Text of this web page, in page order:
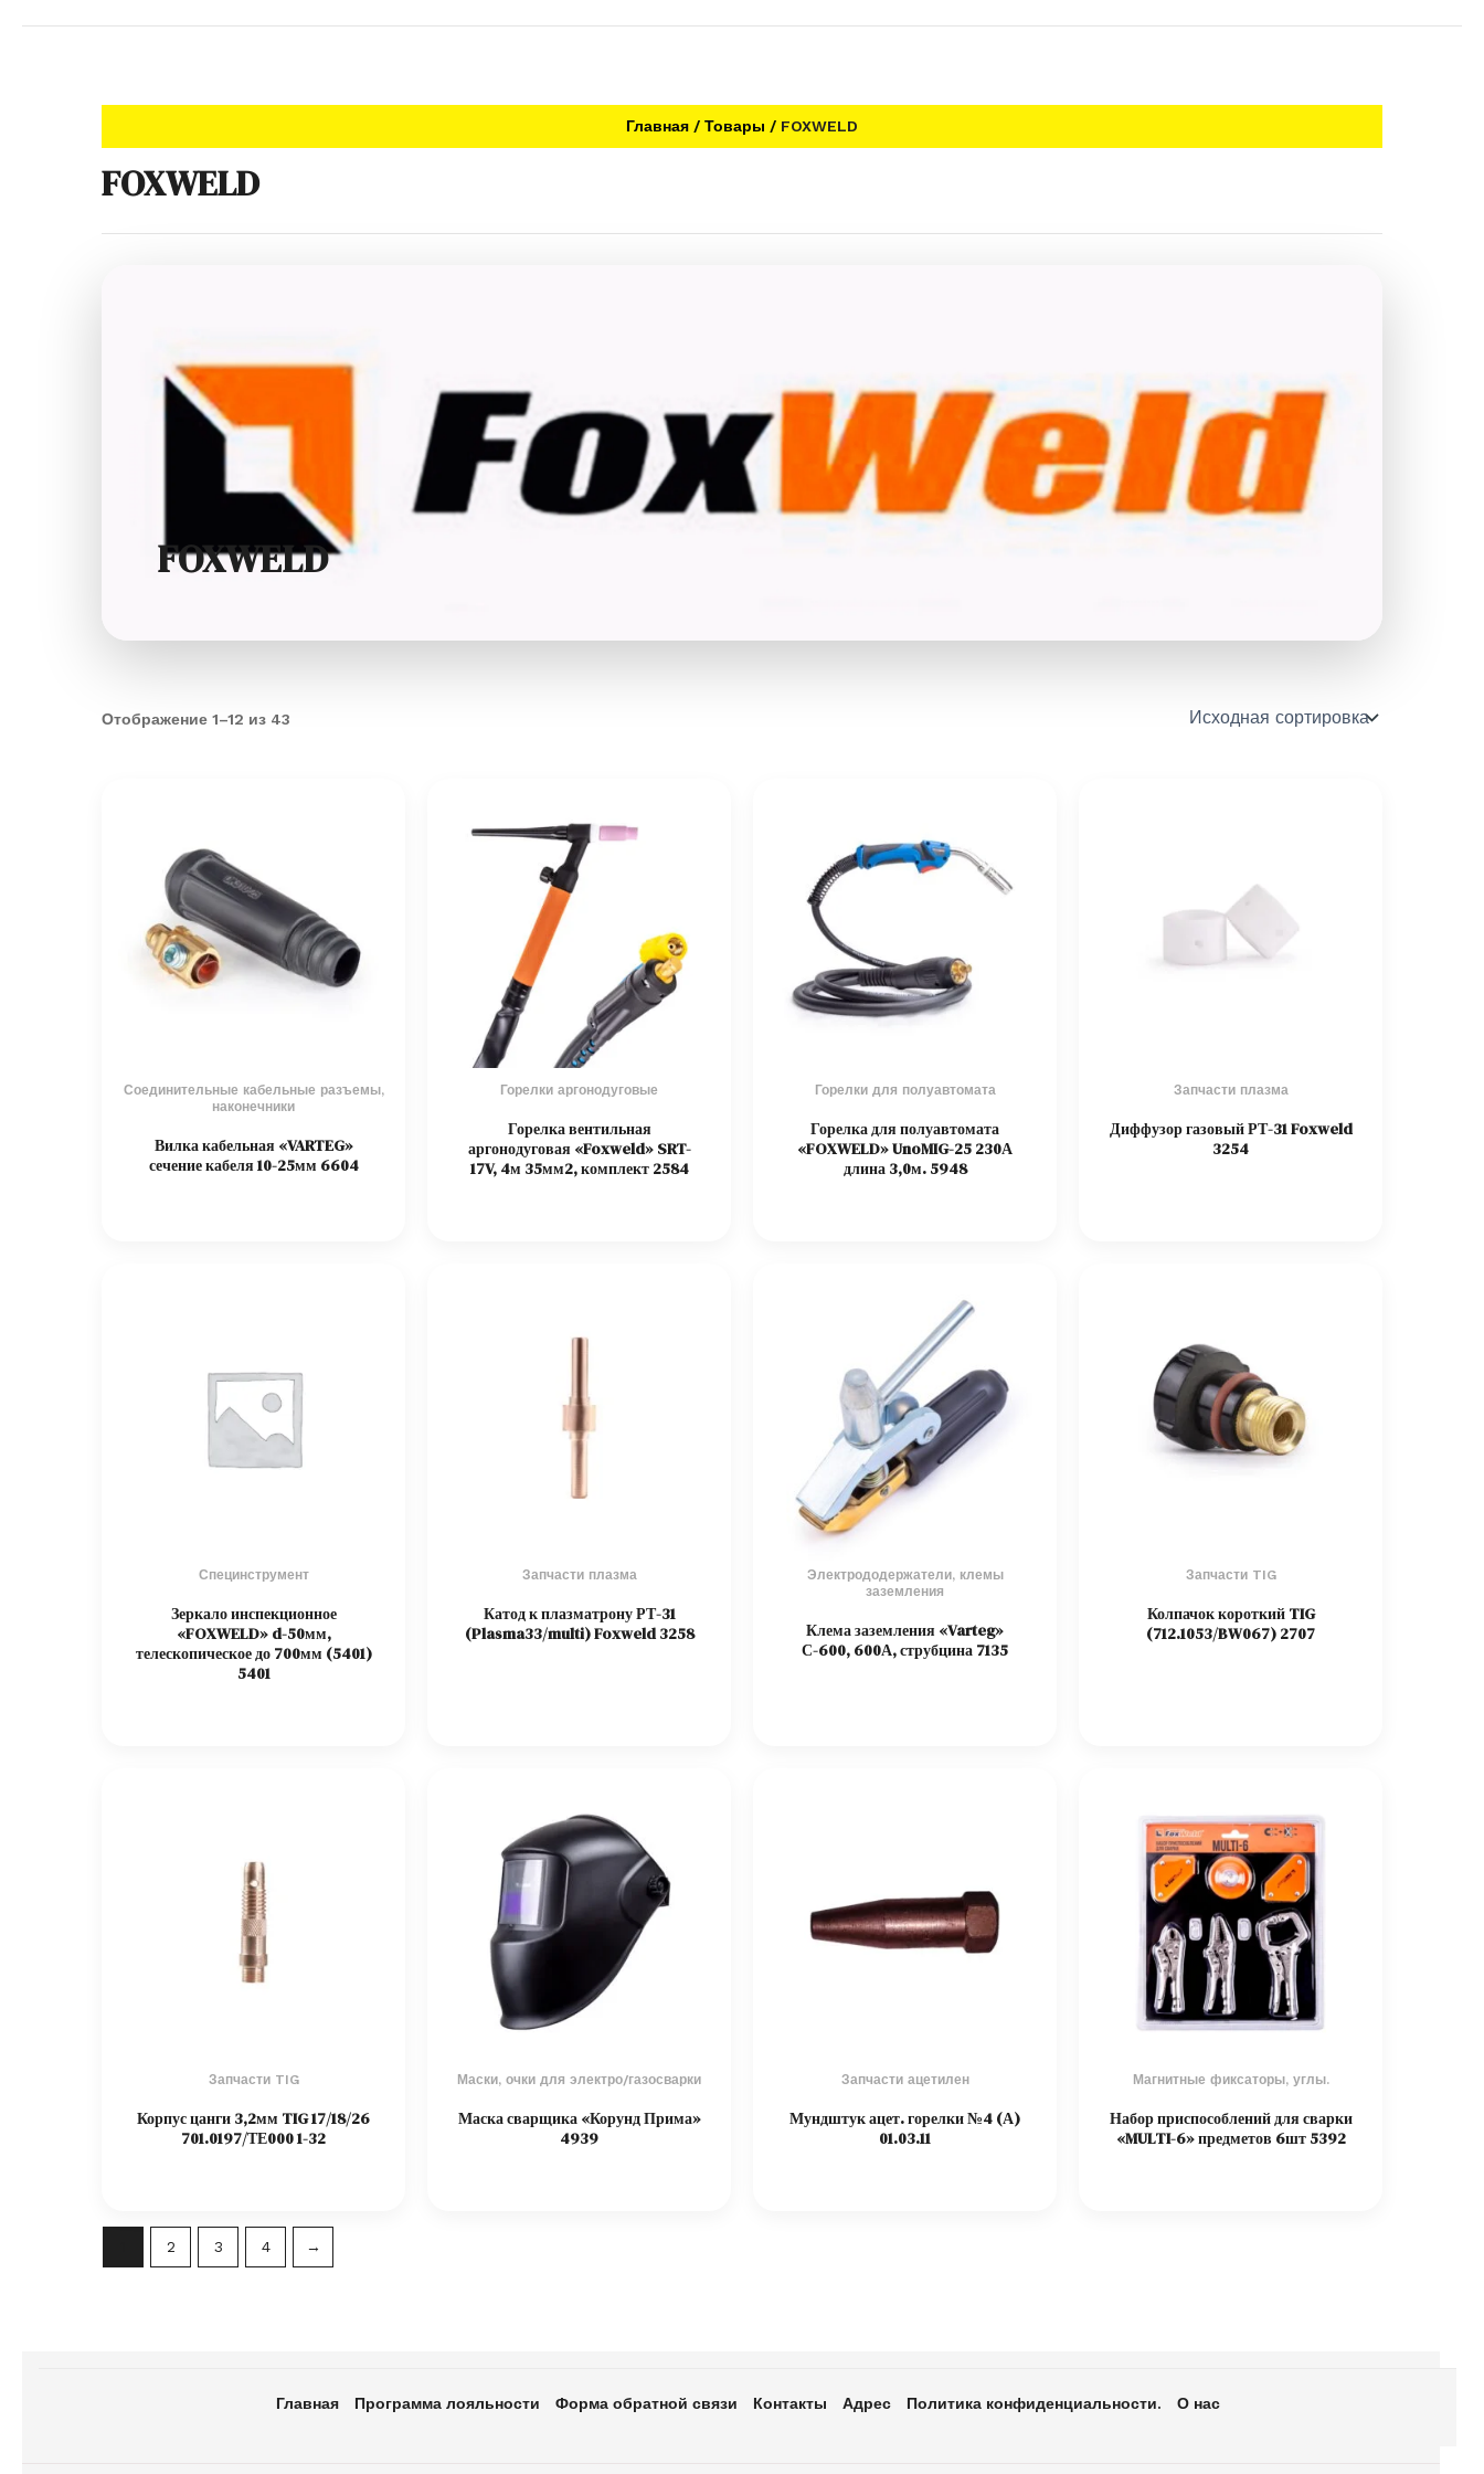
Главная Товары FOXWELD
FOXWELD
FOXWELD
Отображение 1–12 из 43
Соединительные кабельные разъемы,
наконечники
Вилка кабельная «VARTEG»
сечение кабеля 10-25мм 6604
Горелки аргонодуговые
Горелка вентильная
аргонодуговая «Foxweld» SRT-
17V, 4м 35мм2, комплект 2584
Горелки для полуавтомата
Горелка для полуавтомата
«FOXWELD» UnoMIG-25 230А
длина 3,0м. 5948
Запчасти плазма
Диффузор газовый РТ-31 Foxweld
3254
Специнструмент
Зеркало инспекционное
«FOXWELD» d-50мм,
телескопическое до 700мм (5401)
5401
Запчасти плазма
Катод к плазматрону РТ-31
(Plasma33/multi) Foxweld 3258
Электрододержатели, клемы
заземления
Клема заземления «Varteg»
С-600, 600А, струбцина 7135
Запчасти TIG
Колпачок короткий TIG
(712.1053/BW067) 2707
Запчасти TIG
Корпус цанги 3,2мм TIG 17/18/26
701.0197/ТЕ000 1-32
Маски, очки для электро/газосварки
Маска сварщика «Корунд Прима»
4939
Запчасти ацетилен
Мундштук ацет. горелки №4 (А)
01.03.11
Магнитные фиксаторы, углы.
Набор приспособлений для сварки
«MULTI-6» предметов 6шт 5392
2 3 4 →
Главная Программа лояльности Форма обратной связи Контакты Адрес Политика конфиденциальности. О нас